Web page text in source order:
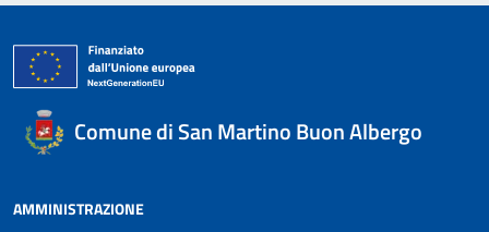
Comune di San Martino Buon Albergo
AMMINISTRAZIONE